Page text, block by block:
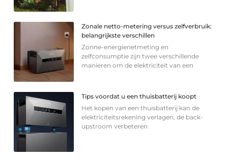
Zonale netto-metering versus zelfverbruik:
belangrijkste verschillen
Zonne-energienetmeting en
zelfconsumptie zijn twee verschillende
manieren om de elektriciteit van een
Tips voordat u een thuisbatterij koopt
Het kopen van een thuisbatterij kan de
elektriciteitsrekening verlagen, de back-
upstroom verbeteren